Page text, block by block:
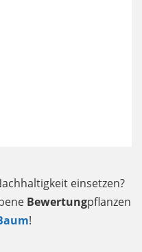
einsetzen?
Bewertungpflanzen
!